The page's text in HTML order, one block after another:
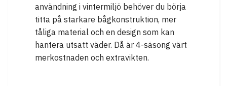
användning i vintermiljö behöver du börja
titta på starkare bågkonstruktion, mer
tåliga material och en design som kan
hantera utsatt väder. Då är 4-säsong värt
merkostnaden och extravikten.